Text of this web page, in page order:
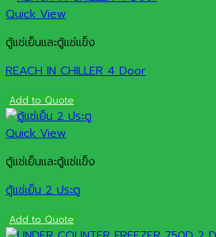
Quick View
ตู้แช่เย็นและตู้แช่แข็ง
REACH IN CHILLER 4 Door
Add to Quote
Quick View
ตู้แช่เย็นและตู้แช่แข็ง
ตู้แช่เย็น 2 ประตู
Add to Quote